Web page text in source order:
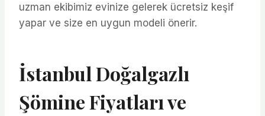
uzman ekibimiz evinize gelerek ücretsiz keşif
yapar ve size en uygun modeli önerir.
İstanbul Doğalgazlı
Şömine Fiyatları ve